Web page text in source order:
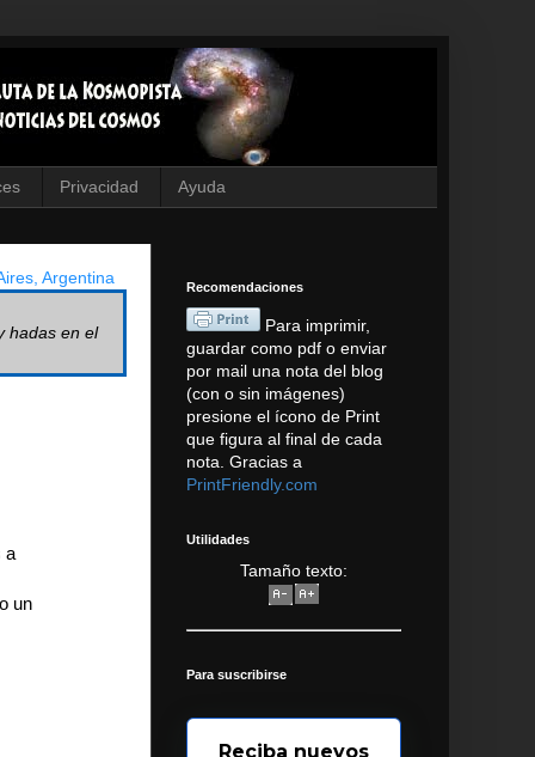
Privacidad Ayuda
Argentina
hadas en el
a
un
Recomendaciones
Para imprimir,
guardar como pdf o enviar
por mail una nota del blog
(con o sin imágenes)
presione el ícono de Print
que figura al final de cada
nota. Gracias a
PrintFriendly.com
Utilidades
Tamaño texto:
Para suscribirse
Reciba nuevos